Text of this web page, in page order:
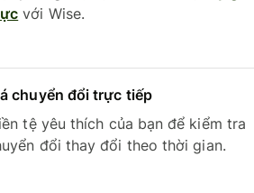
với Wise.
chuyển đổi trực tiếp
tệ yêu thích của bạn để kiểm tra
đổi thay đổi theo thời gian.